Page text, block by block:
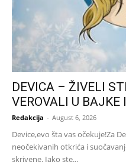
DEVICA – ŽIVELI
VEROVALI U BAJKE
Redakcija - August 6, 2026
Device,evo šta vas očekuje!Za
neočekivanih otkrića i
skrivene. Iako ste...